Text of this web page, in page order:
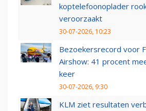
koptelefoonoplader
veroorzaakt
30-07-2026, 10:23
Bezoekersrecord voor
Airshow: 41 procent
keer
30-07-2026, 9:30
KLM ziet resultaten